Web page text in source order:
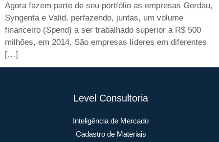
Agora fazem parte de seu portfólio as empresas Gerdau,
Syngenta e Valid, perfazendo, juntas, um volume
financeiro (Spend) a ser trabalhado superior a R$ 500
milhões, em 2014. São empresas líderes em diferentes
[…]
Level Consultoria
Inteligência de Mercado
Cadastro de Materiais